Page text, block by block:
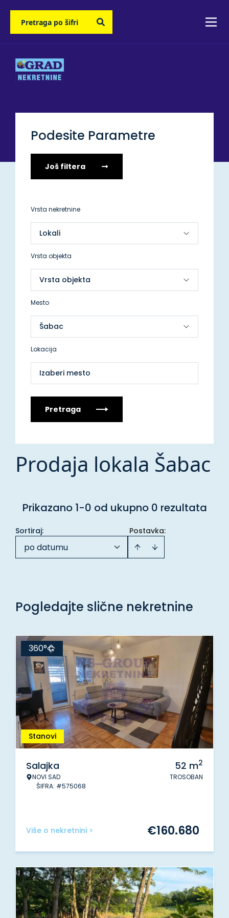
Podesite Parametre
Još filtera
Vrsta nekretnine
Vrsta objekta
Mesto
Lokacija
Izaberi mesto
Pretraga
Prodaja lokala Šabac
Prikazano 1-0 od ukupno 0 rezultata
Postavka:
Sortiraj:
po datumu
Pogledajte slične nekretnine
Stanovi
360°
Salajka
NOVI SAD
ŠIFRA: #575068
52 m2
TROSOBAN
Više o nekretnini > €160.680